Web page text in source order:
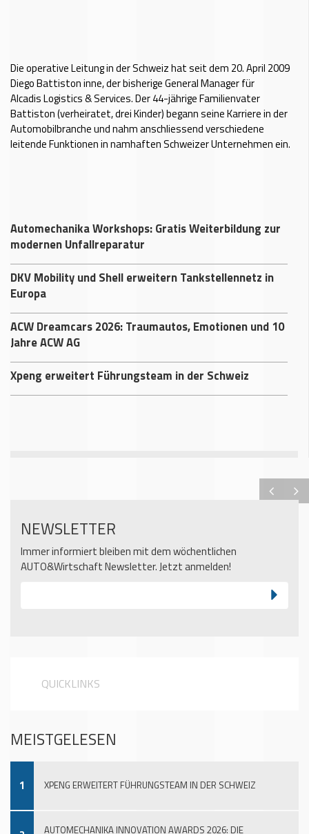
Die operative Leitung in der Schweiz hat seit dem 20. April 2009
Diego Battiston inne, der bisherige General Manager für
Alcadis Logistics & Services. Der 44-jährige Familienvater
Battiston (verheiratet, drei Kinder) begann seine Karriere in der
Automobilbranche und nahm anschliessend verschiedene
leitende Funktionen in namhaften Schweizer Unternehmen ein.
Automechanika Workshops: Gratis Weiterbildung zur
modernen Unfallreparatur
DKV Mobility und Shell erweitern Tankstellennetz in
Europa
ACW Dreamcars 2026: Traumautos, Emotionen und 10
Jahre ACW AG
Xpeng erweitert Führungsteam in der Schweiz
NEWSLETTER
Immer informiert bleiben mit dem wöchentlichen
AUTO&Wirtschaft Newsletter. Jetzt anmelden!
QUICKLINKS
MEISTGELESEN
1 XPENG ERWEITERT FÜHRUNGSTEAM IN DER SCHWEIZ
AUTOMECHANIKA INNOVATION AWARDS 2026: DIE